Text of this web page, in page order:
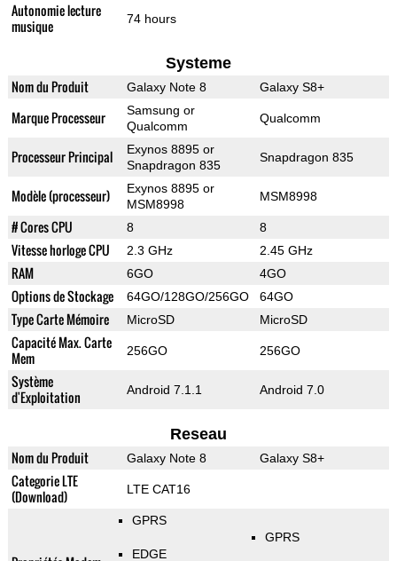
Autonomie lecture
musique
74 hours
Systeme
Nom du Produit Galaxy Note 8 Galaxy S8+
Marque Processeur
Samsung or
Qualcomm
Qualcomm
Processeur Principal
Exynos 8895 or
Snapdragon 835
Snapdragon 835
Modèle (processeur)
Exynos 8895 or
MSM8998
MSM8998
# Cores CPU 8 8
Vitesse horloge CPU 2.3 GHz 2.45 GHz
RAM 6GO 4GO
Options de Stockage 64GO/128GO/256GO 64GO
Type Carte Mémoire MicroSD MicroSD
Capacité Max. Carte
Mem
256GO 256GO
Système
d'Exploitation
Android 7.1.1 Android 7.0
Reseau
Nom du Produit Galaxy Note 8 Galaxy S8+
Categorie LTE
(Download)
LTE CAT16
GPRS
EDGE
GPRS